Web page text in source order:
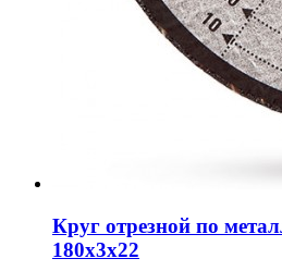
Круг отрезной по
180х3х22